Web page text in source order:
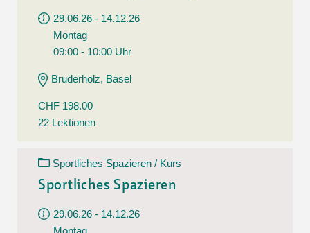
29.06.26 - 14.12.26
Montag
09:00 - 10:00 Uhr
Bruderholz, Basel
CHF 198.00
22 Lektionen
Sportliches Spazieren / Kurs
Sportliches Spazieren
29.06.26 - 14.12.26
Montag